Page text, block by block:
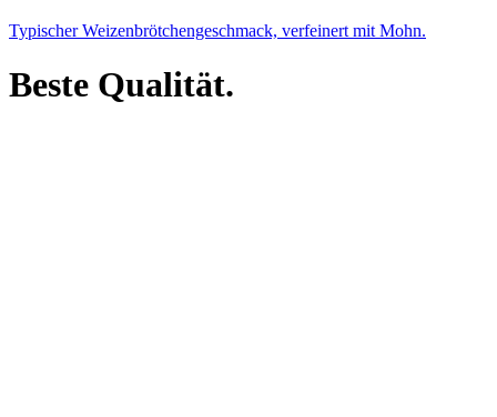
Typischer Weizenbrötchengeschmack, verfeinert mit Mohn.
Beste Qualität.